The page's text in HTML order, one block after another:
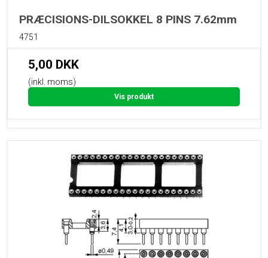
PRÆCISIONS-DILSOKKEL 8 PINS 7.62mm
4751
5,00 DKK
(inkl. moms)
Vis produkt